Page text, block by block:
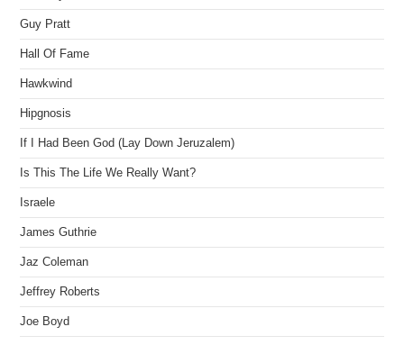
Guy Pratt
Hall Of Fame
Hawkwind
Hipgnosis
If I Had Been God (Lay Down Jeruzalem)
Is This The Life We Really Want?
Israele
James Guthrie
Jaz Coleman
Jeffrey Roberts
Joe Boyd